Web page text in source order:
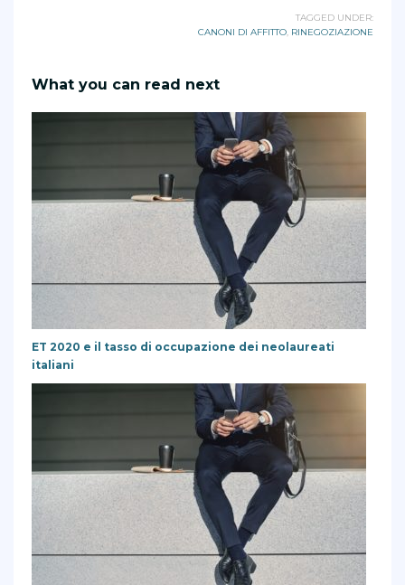
TAGGED UNDER:
CANONI DI AFFITTO RINEGOZIAZIONE
What you can read next
ET 2020 e il tasso di occupazione dei neolaureati
italiani